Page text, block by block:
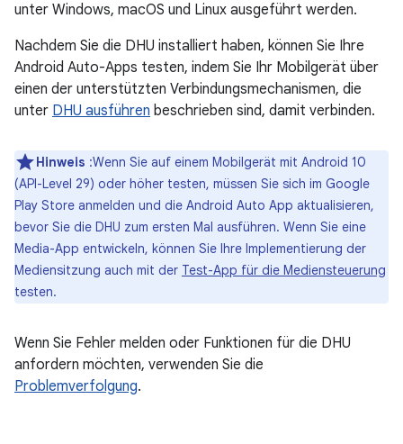
unter Windows, macOS und Linux ausgeführt werden.
Nachdem Sie die DHU installiert haben, können Sie Ihre
Android Auto-Apps testen, indem Sie Ihr Mobilgerät über
einen der unterstützten Verbindungsmechanismen, die
unter DHU ausführen beschrieben sind, damit verbinden.
Hinweis :Wenn Sie auf einem Mobilgerät mit Android 10
(API-Level 29) oder höher testen, müssen Sie sich im Google
Play Store anmelden und die Android Auto App aktualisieren,
bevor Sie die DHU zum ersten Mal ausführen. Wenn Sie eine
Media-App entwickeln, können Sie Ihre Implementierung der
Mediensitzung auch mit der Test-App für die Mediensteuerung
testen.
Wenn Sie Fehler melden oder Funktionen für die DHU
anfordern möchten, verwenden Sie die
Problemverfolgung.